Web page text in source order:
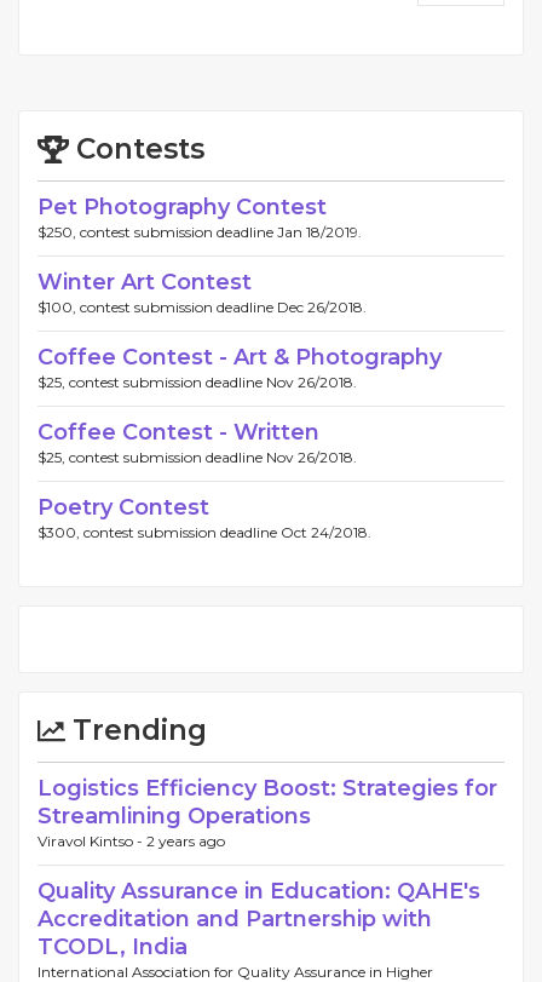
Contests
Pet Photography Contest
$250, contest submission deadline Jan 18/2019.
Winter Art Contest
$100, contest submission deadline Dec 26/2018.
Coffee Contest - Art & Photography
$25, contest submission deadline Nov 26/2018.
Coffee Contest - Written
$25, contest submission deadline Nov 26/2018.
Poetry Contest
$300, contest submission deadline Oct 24/2018.
Trending
Logistics Efficiency Boost: Strategies for
Streamlining Operations
Viravol Kintso - 2 years ago
Quality Assurance in Education: QAHE's
Accreditation and Partnership with
TCODL, India
International Association for Quality Assurance in Higher